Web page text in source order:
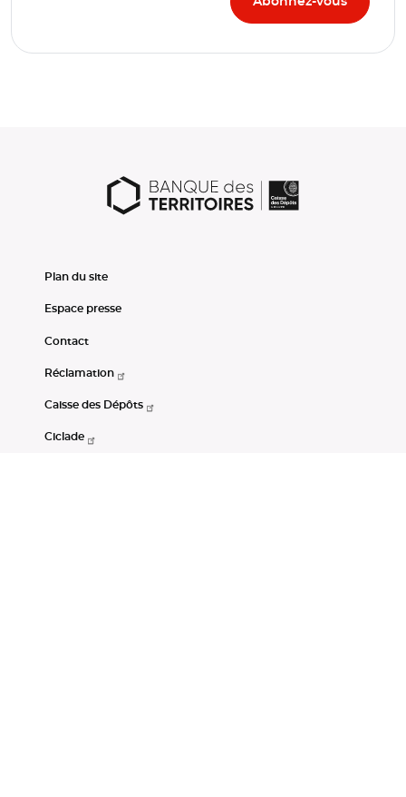
Plan du site
Espace presse
Contact
Réclamation
Caisse des Dépôts
Ciclade